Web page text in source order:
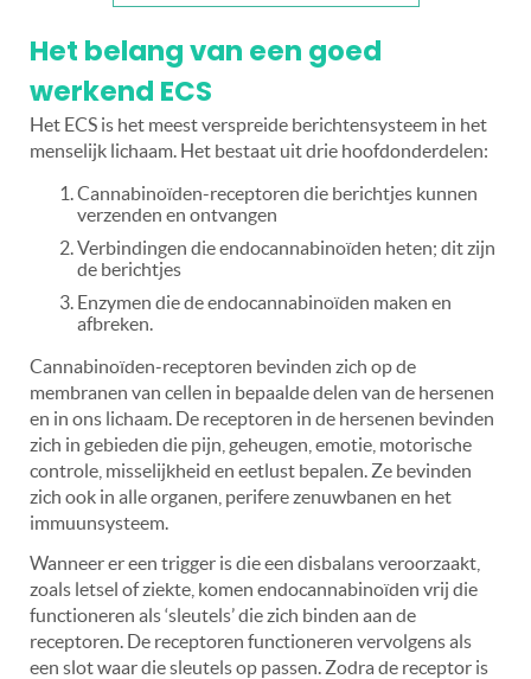
Het belang van een goed
werkend ECS
Het ECS is het meest verspreide berichtensysteem in het
menselijk lichaam. Het bestaat uit drie hoofdonderdelen:
Cannabinoïden-receptoren die berichtjes kunnen
verzenden en ontvangen
Verbindingen die endocannabinoïden heten; dit zijn
de berichtjes
Enzymen die de endocannabinoïden maken en
afbreken.
Cannabinoïden-receptoren bevinden zich op de
membranen van cellen in bepaalde delen van de hersenen
en in ons lichaam. De receptoren in de hersenen bevinden
zich in gebieden die pijn, geheugen, emotie, motorische
controle, misselijkheid en eetlust bepalen. Ze bevinden
zich ook in alle organen, perifere zenuwbanen en het
immuunsysteem.
Wanneer er een trigger is die een disbalans veroorzaakt,
zoals letsel of ziekte, komen endocannabinoïden vrij die
functioneren als ‘sleutels’ die zich binden aan de
receptoren. De receptoren functioneren vervolgens als
een slot waar die sleutels op passen. Zodra de receptor is